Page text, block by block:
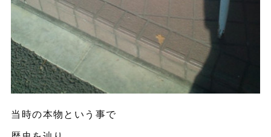
当時の本物という事で